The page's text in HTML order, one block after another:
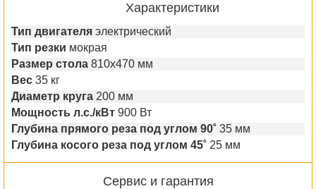
Характеристики
Тип двигателя электрический
Тип резки мокрая
Размер стола 810х470 мм
Вес 35 кг
Диаметр круга 200 мм
Мощность л.с./кВт 900 Вт
Глубина прямого реза под углом 90˚ 35 мм
Глубина косого реза под углом 45˚ 25 мм
Сервис и гарантия